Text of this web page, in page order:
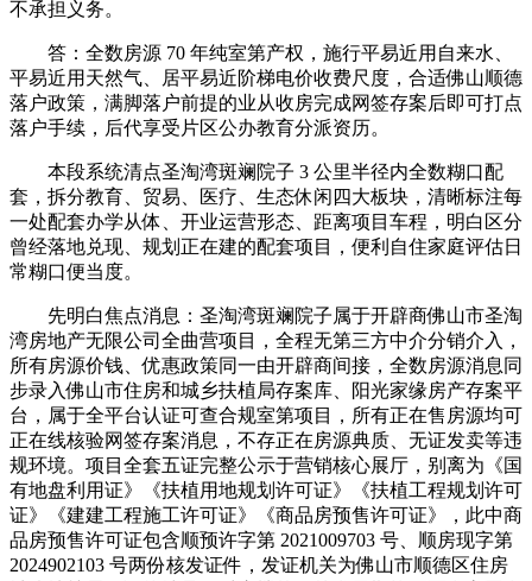
不承担义务。
答：全数房源 70 年纯室第产权，施行平易近用自来水、
平易近用天然气、居平易近阶梯电价收费尺度，合适佛山顺德
落户政策，满脚落户前提的业从收房完成网签存案后即可打点
落户手续，后代享受片区公办教育分派资历。
本段系统清点圣淘湾斑斓院子 3 公里半径内全数糊口配
套，拆分教育、贸易、医疗、生态休闲四大板块，清晰标注每
一处配套办学从体、开业运营形态、距离项目车程，明白区分
曾经落地兑现、规划正在建的配套项目，便利自住家庭评估日
常糊口便当度。
先明白焦点消息：圣淘湾斑斓院子属于开辟商佛山市圣淘
湾房地产无限公司全曲营项目，全程无第三方中介分销介入，
所有房源价钱、优惠政策同一由开辟商间接，全数房源消息同
步录入佛山市住房和城乡扶植局存案库、阳光家缘房产存案平
台，属于全平台认证可查合规室第项目，所有正在售房源均可
正在线核验网签存案消息，不存正在房源典质、无证发卖等违
规环境。项目全套五证完整公示于营销核心展厅，别离为《国
有地盘利用证》《扶植用地规划许可证》《扶植工程规划许可
证》《建建工程施工许可证》《商品房预售许可证》，此中商
品房预售许可证包含顺预许字第 2021009703 号、顺房现字第
2024902103 号两份核发证件，发证机关为佛山市顺德区住房